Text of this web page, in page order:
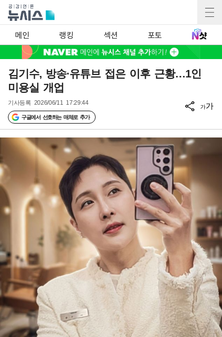
메인 랭킹 섹션 포토
김기수, 방송·유튜브 접은 이후 근황…1인
미용실 개업
기사등록 2026/06/11 17:29:44
구글에서 선호하는 매체로 추가
가가